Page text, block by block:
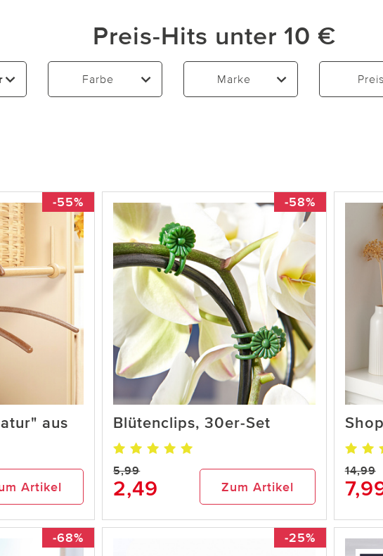
Preis-Hits unter 10 €
Farbe Marke Preis
-55%
aus
Artikel
-58%
Blütenclips, 30er-Set
5,99
2,49 Zum Artikel
14,99
-68% -25%